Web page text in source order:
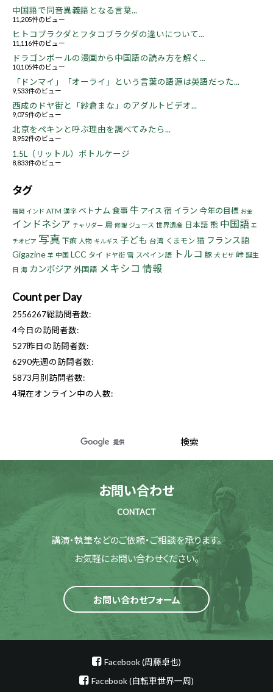
中国語で同音異義語となる言葉...
11,205件のビュー
ヒトコブラクダとフタコブラクダの違いについて...
11,116件のビュー
ドラゴンボールの漫画から中国語の読み方を解く...
10,105件のビュー
「ドンマイ」「オーライ」という言葉の語源は英語だった...
9,533件のビュー
西成のドヤ街と「紗倉まな」のアダルトビデオ...
9,075件のビュー
北京をペキンと呼ぶ理由を調べてみたら...
8,952件のビュー
1.5L（リットル）ボトルケージ
8,833件のビュー
タグ
福岡 インド ATM 漢字 ベトナム 食事牛 アイス 宿 イラン 今年の目標 お金
インドネシア チャリダー 鳥 修理 ジュース 世界遺産 日本語 熊 中国語 エ
チオピア 写真 下痢 人物 キルギス 子ども 台湾 くまモン 猫 フランス語
Gigazine 羊 中国 LCC タイ ドヤ街 雪 スペイン語 トルコ 豚 犬 ビザ 峠 誕生
日 海 カンボジア 外国語 メキシコ 情報
Count per Day
2556267総訪問者数:
4今日の訪問者数:
527昨日の訪問者数:
6290先週の訪問者数:
5873月別訪問者数:
4現在オンライン中の人数:
お問い合わせ
CONTACT
講演・執筆などのご依頼・ご相談を承ります。
お気軽にお問い合わせください。
お問い合わせフォーム
Facebook (周藤卓也)
Facebook (自転車世界一周)